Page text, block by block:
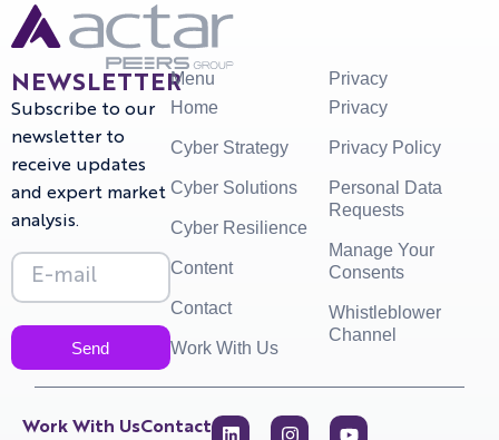
NEWSLETTER
Subscribe to our
newsletter to
receive updates
and expert market
analysis.
Send
Menu
Home
Cyber Strategy
Cyber Solutions
Cyber Resilience
Content
Contact
Work With Us
Privacy
Privacy
Privacy Policy
Personal Data
Requests
Manage Your
Consents
Whistleblower
Channel
Work With UsContact